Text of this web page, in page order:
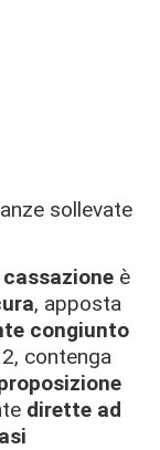
sollevate
è
, apposta
congiunto
contenga
dirette ad